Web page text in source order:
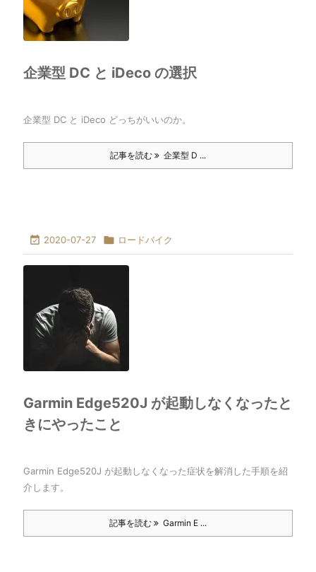
企業型 DC と iDeco の選択
企業型 DC と iDeco どっちがいいのか。
記事を読む 企業型 D ...
 2020-07-27  ロードバイク
Garmin Edge520J が起動しなくなったと
きにやったこと
Garmin Edge520J が起動しなくなった症状を解消した手順を紹
介します。
記事を読む Garmin E ...